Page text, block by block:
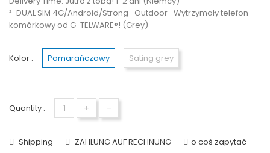
²-DUAL SIM 4G/Android/Strong -Outdoor- Wytrzymały telefon
komórkowy od G-TELWARE®! (Grey)
Kolor : Pomarańczowy Sating grey
Quantity : + -
Shipping ZAHLUNG AUF RECHNUNG o coś zapytać